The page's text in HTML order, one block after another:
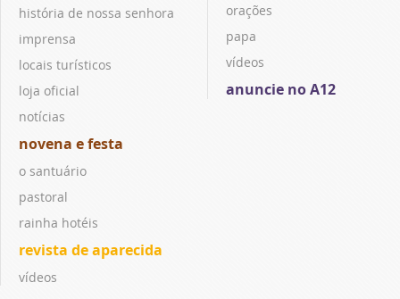
história de nossa senhora
imprensa
locais turísticos
loja oficial
notícias
novena e festa
o santuário
pastoral
rainha hotéis
revista de aparecida
vídeos
orações
papa
vídeos
anuncie no A12